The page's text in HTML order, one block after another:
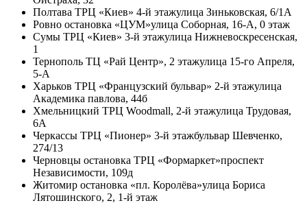
Полтава ТРЦ «Киев» 4-й этажулица Зиньковская, 6/1А
Ровно остановка «ЦУМ»улица Соборная, 16-А, 0 этаж
Сумы ТРЦ «Киев» 3-й этажулица Нижневоскресенская,
1
Тернополь ТЦ «Рай Центр», 2 этажулица 15-го Апреля,
5-А
Харьков ТРЦ «Французский бульвар» 2-й этажулица
Академика павлова, 44б
Хмельницкий ТРЦ Woodmall, 2-й этажулица Трудовая,
6А
Черкассы ТРЦ «Пионер» 3-й этажбульвар Шевченко,
274/13
Черновцы остановка ТРЦ «Формаркет»проспект
Независимости, 109д
Житомир остановка «пл. Королёва»улица Бориса
Лятошинского, 2, 1-й этаж